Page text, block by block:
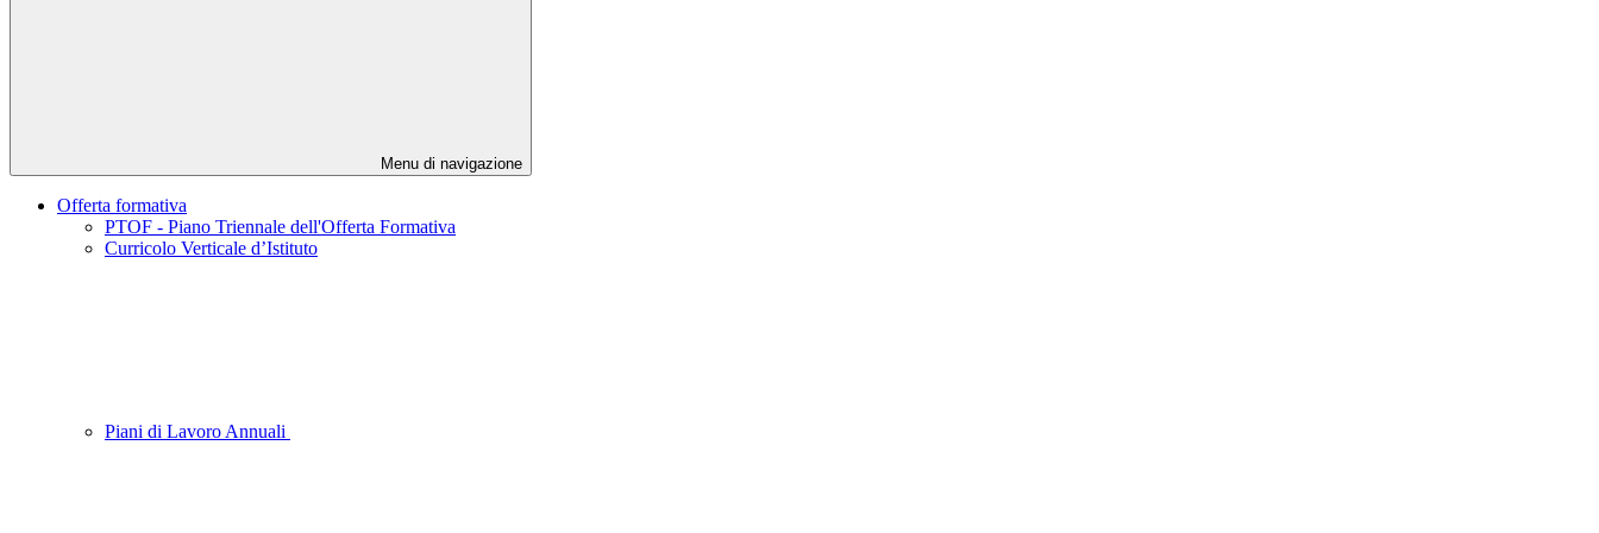
Menu di navigazione
Offerta formativa
PTOF - Piano Triennale dell'Offerta Formativa
Curricolo Verticale d’Istituto
Piani di Lavoro Annuali